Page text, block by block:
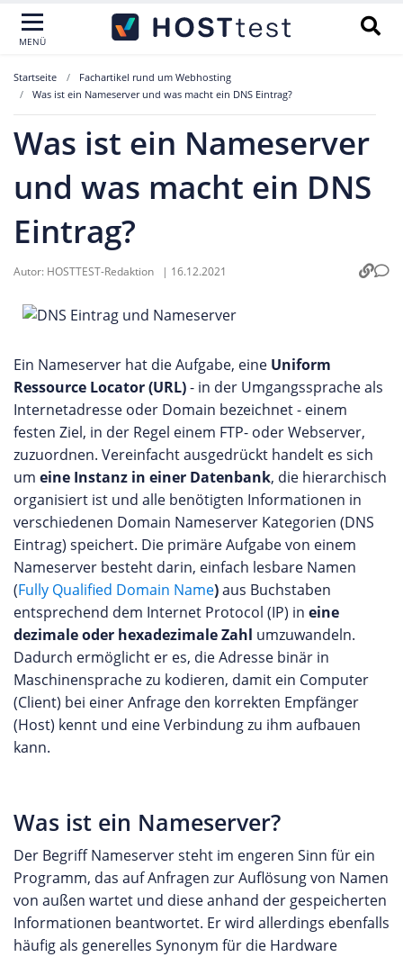
MENÜ
Startseite
Fachartikel rund um Webhosting
Was ist ein Nameserver und was macht ein DNS Eintrag?
Was ist ein Nameserver
und was macht ein DNS
Eintrag?
Autor: HOSTTEST-Redaktion | 16.12.2021
Ein Nameserver hat die Aufgabe, eine Uniform
Ressource Locator (URL)- in der Umgangssprache als
Internetadresse oder Domain bezeichnet - einem
festen Ziel, in der Regel einem FTP- oder Webserver,
zuzuordnen. Vereinfacht ausgedrückt handelt es sich
um eine Instanz in einer Datenbank, die hierarchisch
organisiert ist und alle benötigten Informationen in
verschiedenen Domain Nameserver Kategorien (DNS
Eintrag) speichert. Die primäre Aufgabe von einem
Nameserver besteht darin, einfach lesbare Namen
(Fully Qualified Domain Name)aus Buchstaben
entsprechend dem Internet Protocol (IP) in eine
dezimale oder hexadezimale Zahl umzuwandeln.
Dadurch ermöglicht er es, die Adresse binär in
Maschinensprache zu kodieren, damit ein Computer
(Client) bei einer Anfrage den korrekten Empfänger
(Host) kennt und eine Verbindung zu ihm aufbauen
kann.
Was ist ein Nameserver?
Der Begriff Nameserver steht im engeren Sinn für ein
Programm, das auf Anfragen zur Auflösung von Namen
von außen wartet und diese anhand der gespeicherten
Informationen beantwortet. Er wird allerdings ebenfalls
häufig als generelles Synonym für die Hardware